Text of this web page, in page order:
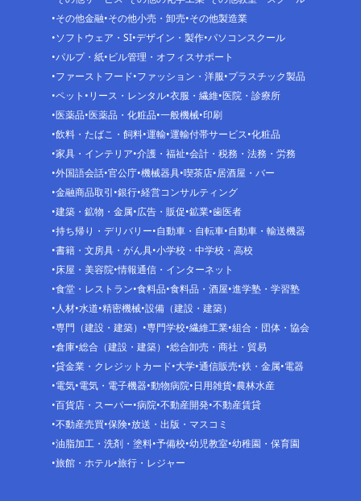
その他金融 その他小売・卸売 その他製造業
ソフトウェア・SI デザイン・製作 パソコンスクール
パルプ・紙 ビル管理・オフィスサポート
ファーストフード ファッション・洋服 プラスチック製品
ペット リース・レンタル 衣服・繊維 医院・診療所
医薬品 医薬品・化粧品 一般機械 印刷
飲料・たばこ・飼料 運輸 運輸付帯サービス 化粧品
家具・インテリア 介護・福祉 会計・税務・法務・労務
外国語会話 官公庁 機械器具 喫茶店 居酒屋・バー
金融商品取引 銀行 経営コンサルティング
建築・鉱物・金属 広告・販促 鉱業 歯医者
持ち帰り・デリバリー 自動車・自転車 自動車・輸送機器
書籍・文房具・がん具 小学校・中学校・高校
床屋・美容院 情報通信・インターネット
食堂・レストラン 食料品 食料品・酒屋 進学塾・学習塾
人材 水道 精密機械 設備（建設・建築）
専門（建設・建築）
専門学校 繊維工業 組合・団体・協会
倉庫 総合（建設・建築）
総合卸売・商社・貿易
貸金業・クレジットカード 大学 通信販売 鉄・金属 電器
電気 電気・電子機器 動物病院 日用雑貨 農林水産
百貨店・スーパー 病院 不動産開発 不動産賃貸
不動産売買 保険 放送・出版・マスコミ
油脂加工・洗剤・塗料 予備校 幼児教室 幼稚園・保育園
旅館・ホテル 旅行・レジャー